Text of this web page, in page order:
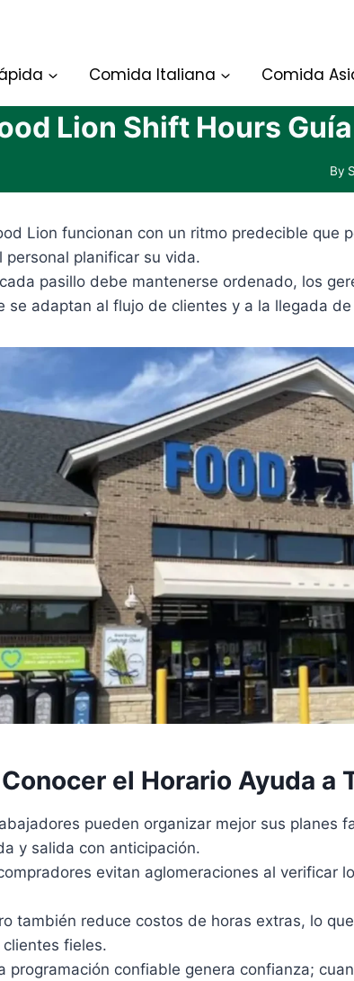
Comida Italiana Comida
Lion Shift Hours
By
Lion funcionan con un ritmo predecible que
personal planificar su vida.
pasillo debe mantenerse ordenado, los
se adaptan al flujo de clientes y a la llegada
el Horario Ayuda a
pueden organizar mejor sus planes
y salida con anticipación.
evitan aglomeraciones al verificar
también reduce costos de horas extras, lo
fieles.
programación confiable genera confianza;